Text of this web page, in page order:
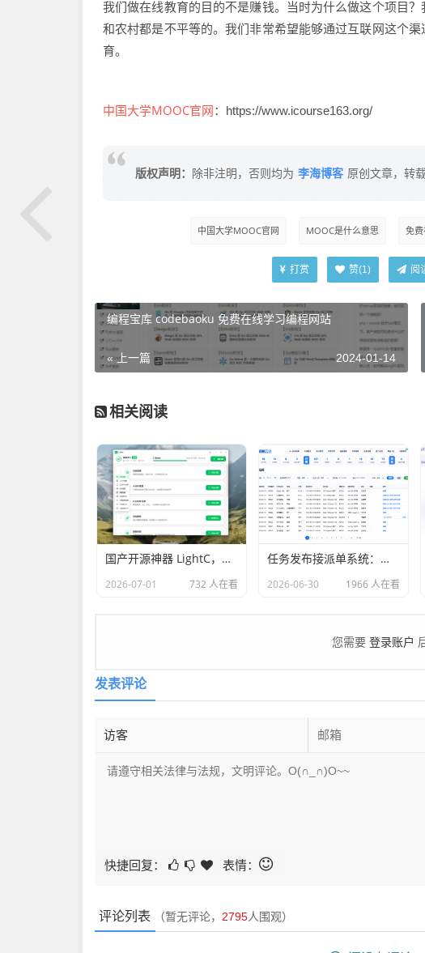
我们做在线教育的目的不是赚钱。当时为什么做这个项目
和农村都是不平等的。我们非常希望能够通过互联网这个
育。
中国大学MOOC官网：https://www.icourse163.org/
版权声明： 除非注明，否则均为 李海博客 原创文章，转
中国大学MOOC官网 MOOC是什么意思 免
打赏 赞(1 ) 阅
编程宝库 codebaoku 免费在线学习编程网站
« 上一篇 2024-01-14
相关阅读
国产开源神器 LightC，免费、开源、干净且强大的C盘清理工具
2026-07-01 732 人在看
任务发布接派单系统：一站式任务发布、接单、派单、交付、结算平台
2026-06-30 1966 人在看
您需要 登录账户
发表评论
快捷回复： 表情：
评论列表 （暂无评论， 2795人围观）